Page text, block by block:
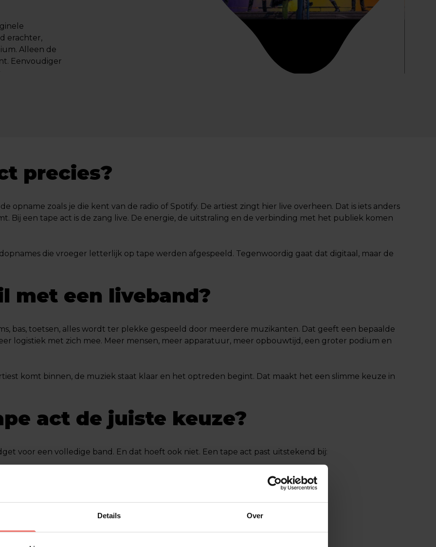
Details Over
erachter,
Alleen de
Eenvoudiger
precies?
opname zoals je die kent van de radio of Spotify. De artiest zingt hier live overheen. Dat is iets anders
Bij een tape act is de zang live. De energie, de uitstraling en de verbinding met het publiek komen
die vroeger letterlijk op tape werden afgespeeld. Tegenwoordig gaat dat digitaal, maar de
met een liveband?
bas, toetsen, alles wordt ter plekke gespeeld door meerdere muzikanten. Dat geeft een bepaalde
logistiek met zich mee. Meer mensen, meer apparatuur, meer opbouwtijd, een groter podium en
komt binnen, de muziek staat klaar en het optreden begint. Dat maakt het een slimme keuze in
act de juiste keuze?
voor een volledige band. En dat hoeft ook niet. Een tape act past uitstekend bij:
past
en soundcheck
is